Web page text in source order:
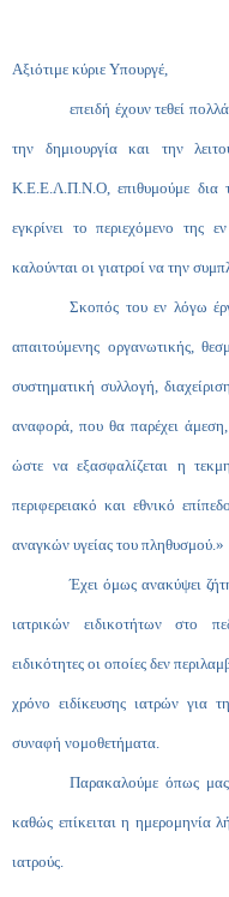
Αξιότιμε κύριε Υπουργέ,
επειδή έχουν τεθεί
την δημιουργία και την
Κ.Ε.Ε.Λ.Π.Ν.Ο, επιθυμούμε δια
εγκρίνει το περιεχόμενο
καλούνται οι γιατροί να την
Σκοπός του εν λόγω
απαιτούμενης οργανωτικής,
συστηματική συλλογή,
αναφορά, που θα παρέχει
ώστε να εξασφαλίζεται η
περιφερειακό και εθνικό
αναγκών υγείας του πληθυσμού.»
Έχει όμως ανακύψει
ιατρικών ειδικοτήτων στο
ειδικότητες οι οποίες δεν
χρόνο ειδίκευσης ιατρών για
συναφή νομοθετήματα.
Παρακαλούμε όπως
καθώς επίκειται η ημερομηνία
ιατρούς.